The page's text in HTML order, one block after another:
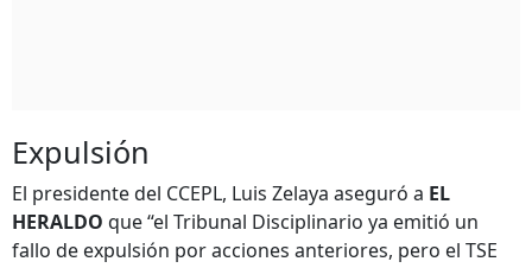
Expulsión
El presidente del CCEPL, Luis Zelaya aseguró a EL
HERALDO que “el Tribunal Disciplinario ya emitió un
fallo de expulsión por acciones anteriores, pero el TSE